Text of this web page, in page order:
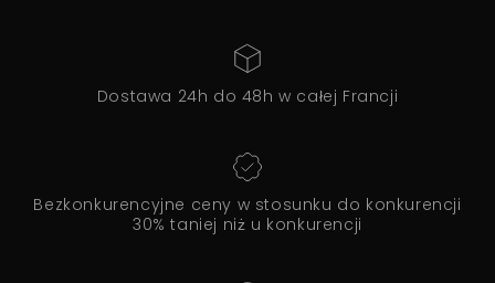
Dostawa 24h do 48h w całej Francji
Bezkonkurencyjne ceny w stosunku do konkurencji
30% taniej niż u konkurencji